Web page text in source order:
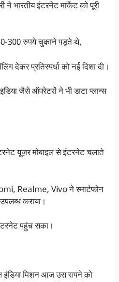
भारतीय इंटरनेट मार्केट को पूरी
300 रुपये चुकाने पड़ते थे,
देकर प्रतिस्पर्धा को नई दिशा दी।
जैसे ऑपरेटरों ने भी डाटा प्लान्स
यूज़र मोबाइल से इंटरनेट चलाते
Realme, Vivo ने स्मार्टफोन
कराया।
पहुंच सका।
इंडिया मिशन आज उस सपने को